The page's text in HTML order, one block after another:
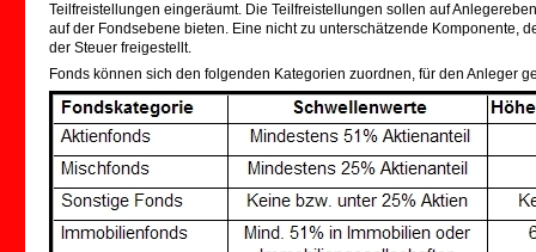
Teilfreistellungen eingeräumt. Die Teilfreistellungen sollen auf
auf der Fondsebene bieten. Eine nicht zu unterschätzende Komponente,
der Steuer freigestellt.
Fonds können sich den folgenden Kategorien zuordnen, für den Anleger